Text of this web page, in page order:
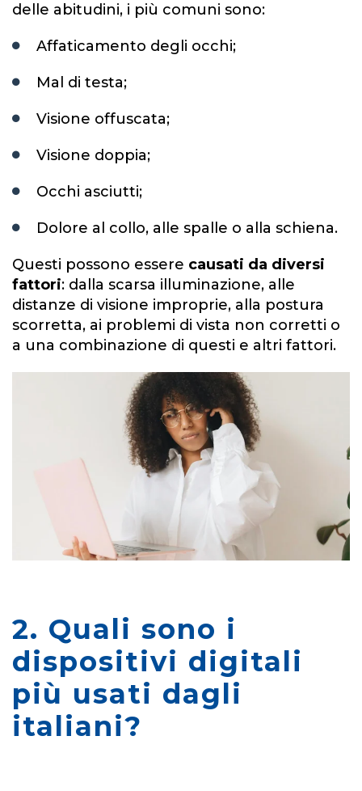
delle abitudini, i più comuni sono:
Affaticamento degli occhi;
Mal di testa;
Visione offuscata;
Visione doppia;
Occhi asciutti;
Dolore al collo, alle spalle o alla schiena.
Questi possono essere causati da diversi
fattori: dalla scarsa illuminazione, alle
distanze di visione improprie, alla postura
scorretta, ai problemi di vista non corretti o
a una combinazione di questi e altri fattori.
2. Quali sono i
dispositivi digitali
più usati dagli
italiani?